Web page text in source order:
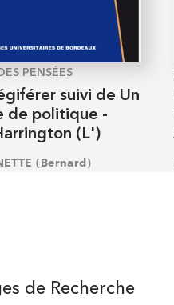
PENSÉES
suivi de Un
de politique -
(L')
(Bernard)
de Recherche